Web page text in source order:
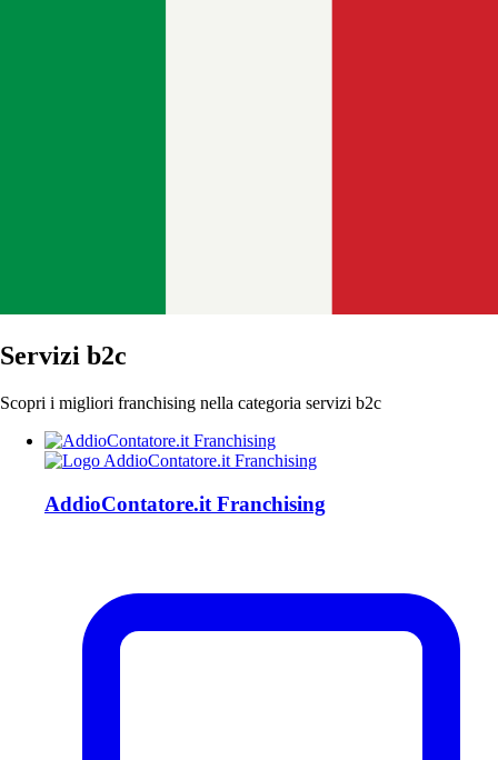
Servizi b2c
Scopri i migliori franchising nella categoria servizi b2c
AddioContatore.it Franchising